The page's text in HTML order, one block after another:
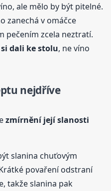
ale mělo by být pitelné.
zanechá v omáčce
pečením zcela neztratí.
dali ke stolu, ne víno
nejdříve
zmírnění její slanosti
slanina chuťovým
povaření odstraní
takže slanina pak